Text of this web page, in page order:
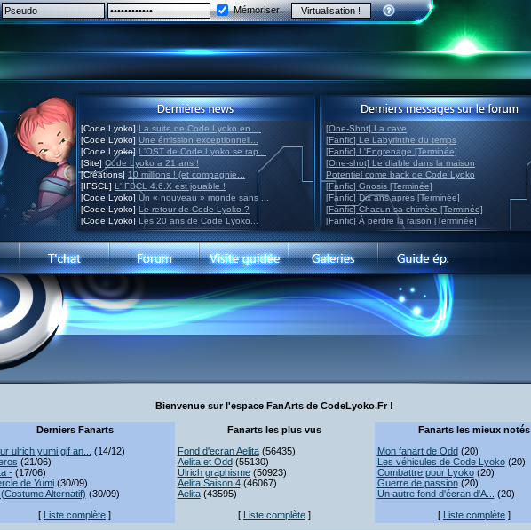
Mémoriser
[Code Lyoko] La suite de Code Lyoko en ...
[Code Lyoko] Une émission exceptionnell...
[Code Lyoko] L'OST de Code Lyoko se rap...
[Site] Code Lyoko a 21 ans !
[Créations] 10 millions ! (et compagnie...
[IFSCL] L'IFSCL 4.6.X est jouable !
[Code Lyoko] Un « nouveau » monde sans ...
[Code Lyoko] Le retour de Code Lyoko ?
[Code Lyoko] Les 20 ans de Code Lyoko...
[One-Shot] La cave
[Fanfic] Le Labyrinthe du temps
[Fanfic] L'Engrenage [Terminée]
[One-shot] Le diable dans la maison
Potentiel come back de Code Lyoko
[Fanfic] Gnosis [Terminée]
[Fanfic] Dix ans après [Terminée]
[Fanfic] Chacun sa chimère [Terminée]
[Fanfic] À perdre la raison [Terminée]
Bienvenue sur l'espace FanArts de CodeLyoko.Fr !
Derniers Fanarts
ulrich yumi gif an...
(14/12)
(21/06)
-(17/06)
de Yumi(30/09)
Alternatif) (30/09)
[ Liste complète ]
Fanarts les plus vus
Fond d'ecran Aelita(56435)
Aelita et Odd(55130)
Ulrich graphisme(50923)
Aelita Saison 4(46067)
Aelita(43595)
[ Liste complète ]
Fanarts les mieux notés
Mon fanart de Odd(20)
Les véhicules de Code Lyoko(20)
Combattre pour Lyoko(20)
Guerre de passion(20)
Un autre fond d'écran d'A...
(20)
[ Liste complète ]